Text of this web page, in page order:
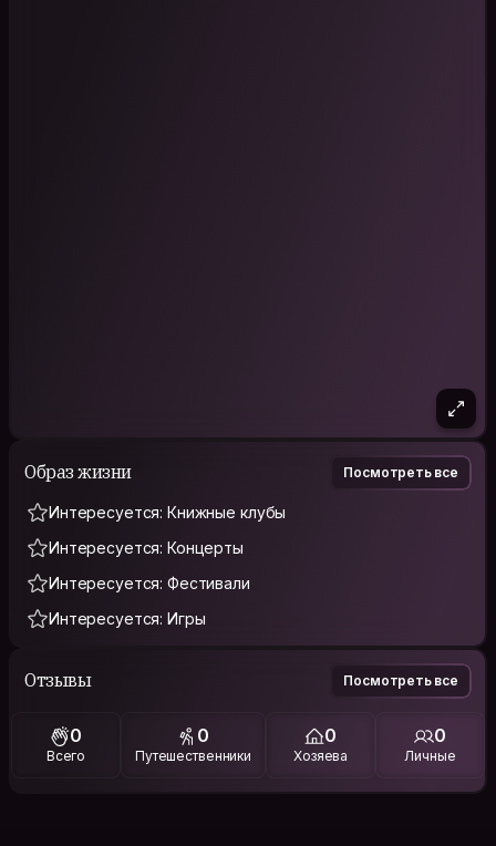
Образ жизни Посмотреть все
Интересуется: Книжные клубы
Интересуется: Концерты
Интересуется: Фестивали
Интересуется: Игры
Отзывы Посмотреть все
0
Всего
0
Путешественники
0
Хозяева
0
Личные